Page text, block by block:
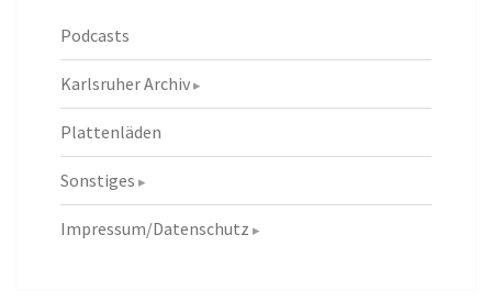
Podcasts
Karlsruher Archiv
Plattenläden
Sonstiges
Impressum/Datenschutz